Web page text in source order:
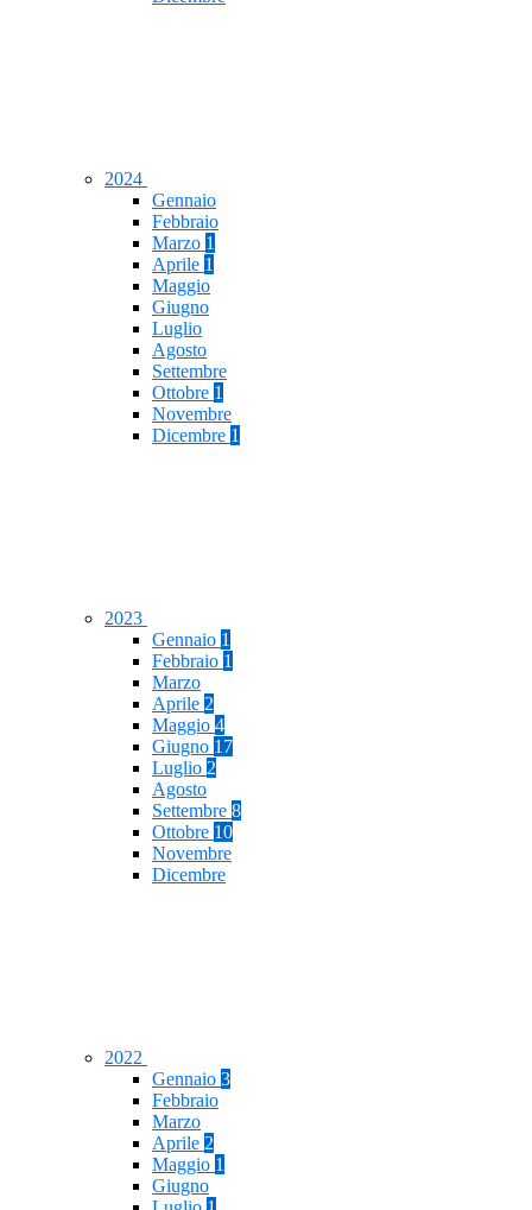
2024
Gennaio
Febbraio
Marzo 1
Aprile 1
Maggio
Giugno
Luglio
Agosto
Settembre
Ottobre 1
Novembre
Dicembre 1
2023
Gennaio 1
Febbraio 1
Marzo
Aprile 2
Maggio 4
Giugno 17
Luglio 2
Agosto
Settembre 8
Ottobre 10
Novembre
Dicembre
2022
Gennaio 3
Febbraio
Marzo
Aprile 2
Maggio 1
Giugno